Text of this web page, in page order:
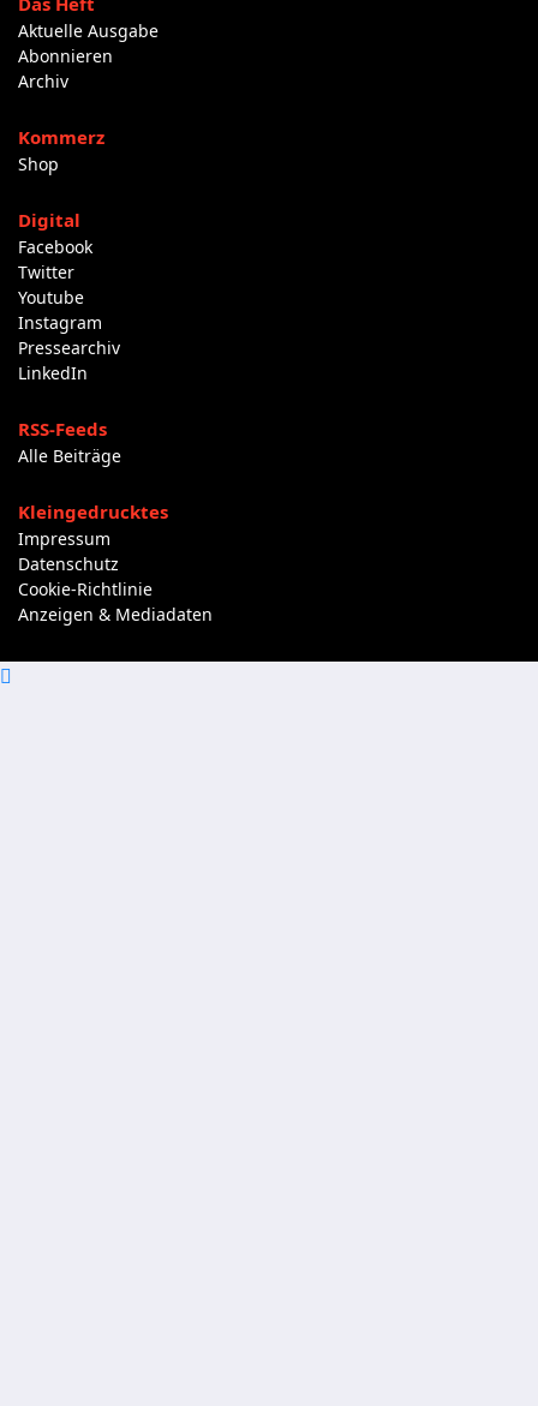
Aktuelle Ausgabe
Abonnieren
Archiv
Kommerz
Shop
Digital
Facebook
Twitter
Youtube
Instagram
Pressearchiv
LinkedIn
RSS-Feeds
Alle Beiträge
Kleingedrucktes
Impressum
Datenschutz
Cookie-Richtlinie
Anzeigen & Mediadaten